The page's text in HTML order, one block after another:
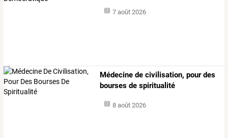
7 août 2026
Médecine de civilisation, pour des
bourses de spiritualité
8 août 2026